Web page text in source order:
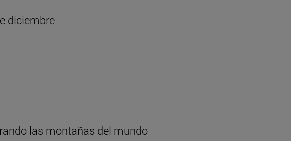
diciembre
las montañas del mundo